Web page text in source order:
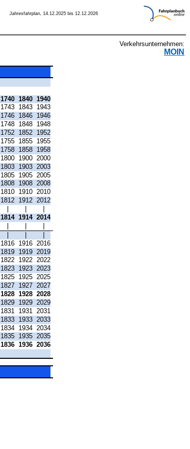
Jahresfahrplan, 14.12.2025 bis 12.12.2026
Verkehrsunternehmen:
MOIN
1740 1840 1940
1743 1843
1943
1746 1846
1946
1748 1848
1948
1752 1852
1952
1755 1855
1955
1758 1858
1958
1800 1900
2000
1803 1903
2003
1805 1905
2005
1808 1908 2008
1810 1910 2010
1812 1912 2012
1814 1914 2014
1816 1916
2016
1819 1919
2019
1822 1922 2022
1823 1923 2023
1825 1925 2025
1827 1927 2027
1828 1928 2028
1829 1929
2029
1831 1931
2031
1833 1933
2033
1834 1934
2034
1835 1935 2035
1836 1936 2036